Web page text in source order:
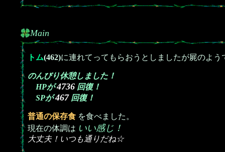
Main
トム(462)に連れてってもらおうとしましたが屍のよう
のんびり休憩しました！
HPが4736 回復！
SPが467回復！
普通の保存食 を食べました。
現在の体調は いい感じ！
大丈夫！いつも通りだね☆